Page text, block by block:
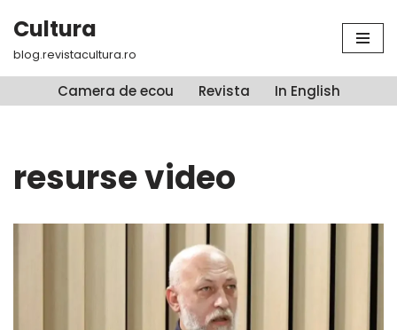
Sari
conținut
Cultura
blog.revistacultura.ro
Camera de ecou Revista In English
resurse video